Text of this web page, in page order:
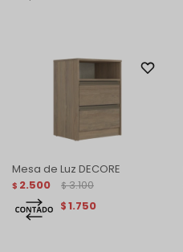
Mesa de Luz DECORE
$ 2.500 $ 3.100
$1.750